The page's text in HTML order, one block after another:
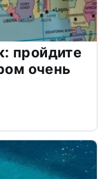
пройдите
очень